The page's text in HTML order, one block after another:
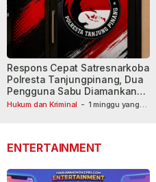
Hukum dan Kriminal - 1 minggu yang
Respons Cepat Satresnarkoba
Polresta Tanjungpinang, Dua
Pengguna Sabu Diamankan
Usai Dilaporkan ke Call Center
ENTERTAINMENT